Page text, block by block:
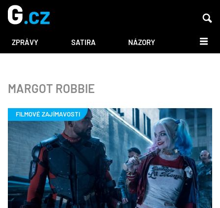
ZPRÁVY SATIRA NÁZORY DALŠÍ
MARGOT ROBBIE